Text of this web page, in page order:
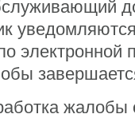
электронной
жалобы